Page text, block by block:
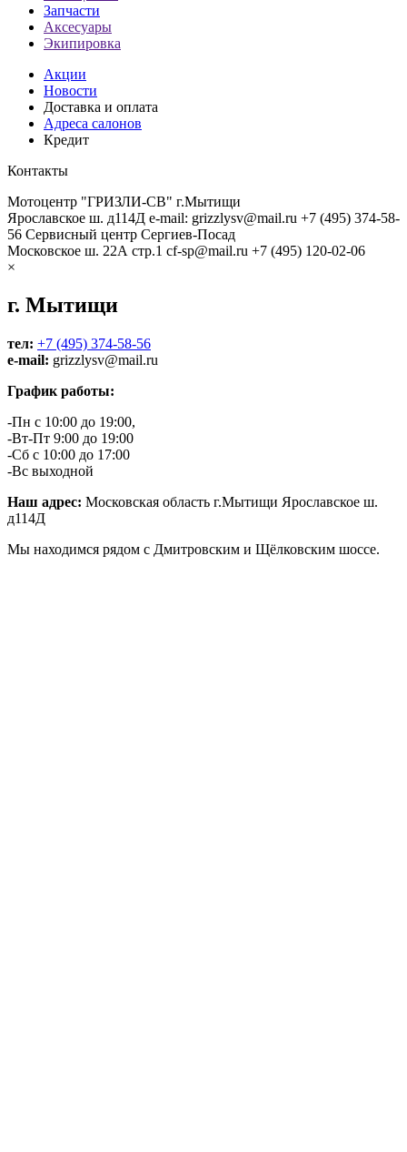
Запчасти
Аксесуары
Экипировка
Акции
Новости
Доставка и оплата
Адреса салонов
Кредит
Контакты
Мотоцентр "ГРИЗЛИ-СВ" г.Мытищи
Ярославское ш. д114Д e-mail: grizzlysv@mail.ru +7 (495) 374-58-
56 Сервисный центр Сергиев-Посад
Московское ш. 22А стр.1 cf-sp@mail.ru +7 (495) 120-02-06
×
г. Мытищи
тел: +7 (495) 374-58-56
e-mail: grizzlysv@mail.ru
График работы:
-Пн с 10:00 до 19:00,
-Вт-Пт 9:00 до 19:00
-Сб с 10:00 до 17:00
-Вс выходной
Наш адрес: Московская область г.Мытищи Ярославское ш.
д114Д
Мы находимся рядом с Дмитровским и Щёлковским шоссе.